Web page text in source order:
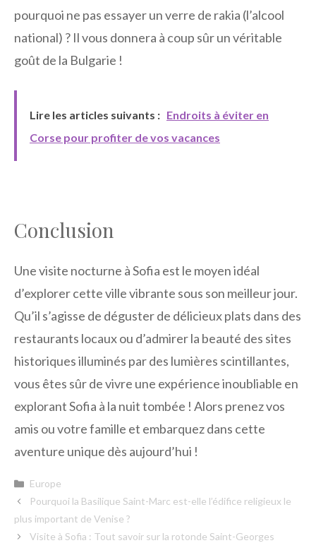
pourquoi ne pas essayer un verre de rakia (l’alcool
national) ? Il vous donnera à coup sûr un véritable
goût de la Bulgarie !
Lire les articles suivants : Endroits à éviter en
Corse pour profiter de vos vacances
Conclusion
Une visite nocturne à Sofia est le moyen idéal
d’explorer cette ville vibrante sous son meilleur jour.
Qu’il s’agisse de déguster de délicieux plats dans des
restaurants locaux ou d’admirer la beauté des sites
historiques illuminés par des lumières scintillantes,
vous êtes sûr de vivre une expérience inoubliable en
explorant Sofia à la nuit tombée ! Alors prenez vos
amis ou votre famille et embarquez dans cette
aventure unique dès aujourd’hui !
Catégories
Europe
Pourquoi la Basilique Saint-Marc est-elle l’édifice religieux le
plus important de Venise ?
Visite à Sofia : Tout savoir sur la rotonde Saint-Georges